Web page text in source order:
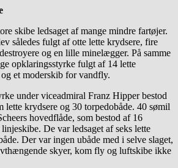
skibe ledsaget af mange mindre fartøjer.
således fulgt af otte lette krydsere, fire
og en lille minelægger. På samme
opklaringsstyrke fulgt af 14 lette
et moderskib for vandfly.
under viceadmiral Franz Hipper bestod
lette krydsere og 30 torpedobåde. 40 sømil
hovedflåde, som bestod af 16
De var ledsaget af seks lette
Der var ingen ubåde med i selve slaget,
skyer, kom fly og luftskibe ikke